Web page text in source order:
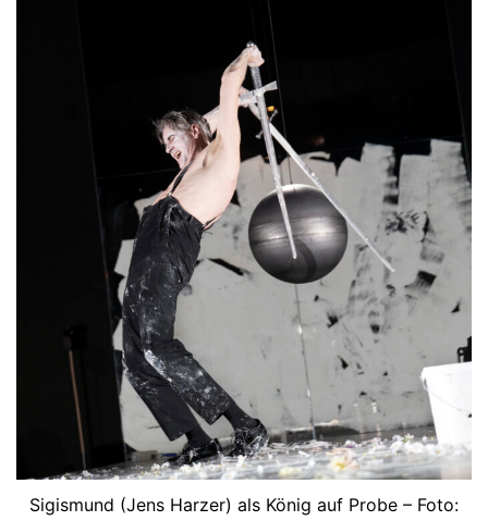
Sigismund (Jens Harzer) als König auf Probe – Foto: